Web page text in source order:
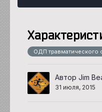
ОДП травматического
Автор Jim
31 июля, 2015